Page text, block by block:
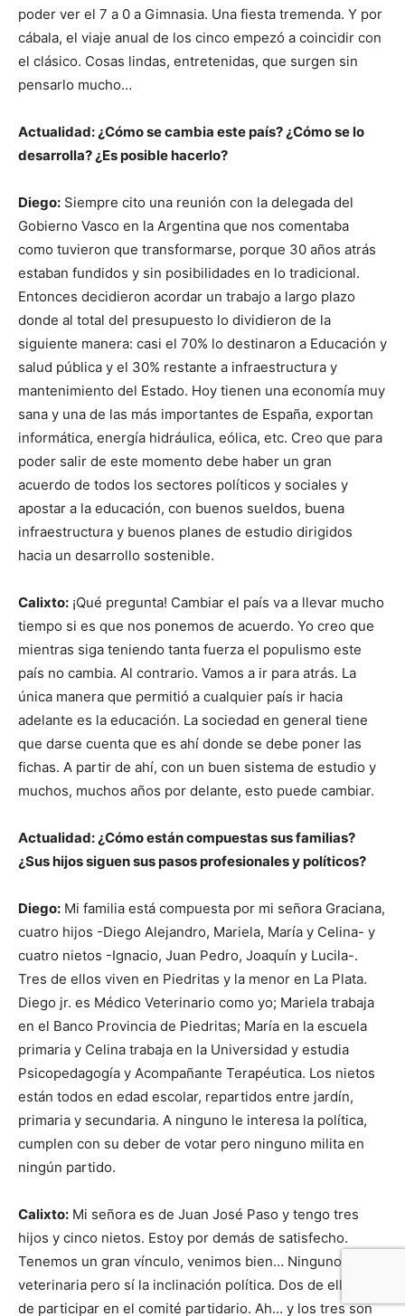
poder ver el 7 a 0 a Gimnasia. Una fiesta tremenda. Y por
cábala, el viaje anual de los cinco empezó a coincidir con
el clásico. Cosas lindas, entretenidas, que surgen sin
pensarlo mucho…
Actualidad: ¿Cómo se cambia este país? ¿Cómo se lo
desarrolla? ¿Es posible hacerlo?
Diego: Siempre cito una reunión con la delegada del
Gobierno Vasco en la Argentina que nos comentaba
como tuvieron que transformarse, porque 30 años atrás
estaban fundidos y sin posibilidades en lo tradicional.
Entonces decidieron acordar un trabajo a largo plazo
donde al total del presupuesto lo dividieron de la
siguiente manera: casi el 70% lo destinaron a Educación y
salud pública y el 30% restante a infraestructura y
mantenimiento del Estado. Hoy tienen una economía muy
sana y una de las más importantes de España, exportan
informática, energía hidráulica, eólica, etc. Creo que para
poder salir de este momento debe haber un gran
acuerdo de todos los sectores políticos y sociales y
apostar a la educación, con buenos sueldos, buena
infraestructura y buenos planes de estudio dirigidos
hacia un desarrollo sostenible.
Calixto: ¡Qué pregunta! Cambiar el país va a llevar mucho
tiempo si es que nos ponemos de acuerdo. Yo creo que
mientras siga teniendo tanta fuerza el populismo este
país no cambia. Al contrario. Vamos a ir para atrás. La
única manera que permitió a cualquier país ir hacia
adelante es la educación. La sociedad en general tiene
que darse cuenta que es ahí donde se debe poner las
fichas. A partir de ahí, con un buen sistema de estudio y
muchos, muchos años por delante, esto puede cambiar.
Actualidad: ¿Cómo están compuestas sus familias?
¿Sus hijos siguen sus pasos profesionales y políticos?
Diego: Mi familia está compuesta por mi señora Graciana,
cuatro hijos -Diego Alejandro, Mariela, María y Celina- y
cuatro nietos -Ignacio, Juan Pedro, Joaquín y Lucila-.
Tres de ellos viven en Piedritas y la menor en La Plata.
Diego jr. es Médico Veterinario como yo; Mariela trabaja
en el Banco Provincia de Piedritas; María en la escuela
primaria y Celina trabaja en la Universidad y estudia
Psicopedagogía y Acompañante Terapéutica. Los nietos
están todos en edad escolar, repartidos entre jardín,
primaria y secundaria. A ninguno le interesa la política,
cumplen con su deber de votar pero ninguno milita en
ningún partido.
Calixto: Mi señora es de Juan José Paso y tengo tres
hijos y cinco nietos. Estoy por demás de satisfecho.
Tenemos un gran vínculo, venimos bien… Ninguno siguió
veterinaria pero sí la inclinación política. Dos de ellos son
de participar en el comité partidario. Ah… y los tres son